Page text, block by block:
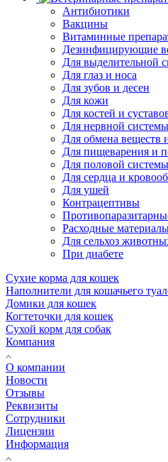
Антибиотики
Вакцины
Витаминные
Дезинфицирующие
Для выделительной
Для глаз и носа
Для зубов и десен
Для кожи
Для костей и
Для нервной системы
Для обмена веществ
Для пищеварения и
Для половой
Для сердца и
Для ушей
Контрацептивы
Расходные
Для сельхоз
При диабете
Сухие корма для кошек
Наполнители для кошачьего
Домики для кошек
Когтеточки для кошек
Сухой корм для собак
Компания
О компании
Новости
Отзывы
Реквизиты
Сотрудники
Лицензии
Информация